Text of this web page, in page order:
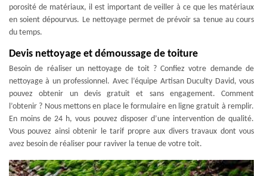
porosité de matériaux, il est important de veiller à ce que les matériaux
en soient dépourvus. Le nettoyage permet de prévoir sa tenue au cours
du temps.
Devis nettoyage et démoussage de toiture
Besoin de réaliser un nettoyage de toit ? Confiez votre demande de
nettoyage à un professionnel. Avec l’équipe Artisan Duculty David, vous
pouvez obtenir un devis gratuit et sans engagement. Comment
l’obtenir ? Nous mettons en place le formulaire en ligne gratuit à remplir.
En moins de 24 h, vous pouvez disposer d’une intervention de qualité.
Vous pouvez ainsi obtenir le tarif propre aux divers travaux dont vous
avez besoin de réaliser pour raviver la tenue de votre toit.